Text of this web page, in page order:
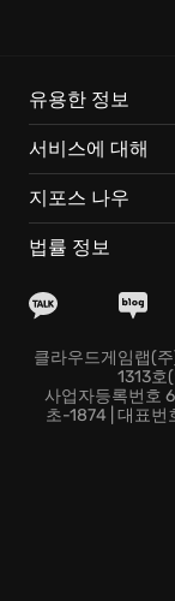
내 손으로 길들
스를 조련해 이
누비는 암살자
고, ARK의 모든
공룡을 젖병으로
는 공룡의 비늘,
인 비주얼 쇼를
혼자서는
루고, 거대한 공
유용한 정보
서비스에 대해
지포스 나우
법률 정보
클라우드게임랩(
1313호
사업자등록번호
초-1874 | 대표